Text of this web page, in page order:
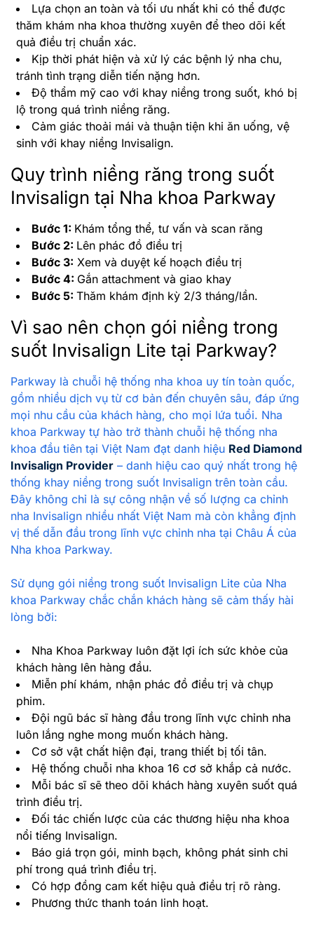
Lựa chọn an toàn và tối ưu nhất khi có thể được
thăm khám nha khoa thường xuyên để theo dõi kết
quả điều trị chuẩn xác.
Kịp thời phát hiện và xử lý các bệnh lý nha chu,
tránh tình trạng diễn tiến nặng hơn.
Độ thẩm mỹ cao với khay niềng trong suốt, khó bị
lộ trong quá trình niềng răng.
Cảm giác thoải mái và thuận tiện khi ăn uống, vệ
sinh với khay niềng Invisalign.
Quy trình niềng răng trong suốt
Invisalign tại Nha khoa Parkway
Bước 1: Khám tổng thể, tư vấn và scan răng
Bước 2: Lên phác đồ điều trị
Bước 3: Xem và duyệt kế hoạch điều trị
Bước 4: Gắn attachment và giao khay
Bước 5: Thăm khám định kỳ 2/3 tháng/lần.
Vì sao nên chọn gói niềng trong
suốt Invisalign Lite tại Parkway?
Parkway là chuỗi hệ thống nha khoa uy tín toàn quốc,
gồm nhiều dịch vụ từ cơ bản đến chuyên sâu, đáp ứng
mọi nhu cầu của khách hàng, cho mọi lứa tuổi. Nha
khoa Parkway tự hào trở thành chuỗi hệ thống nha
khoa đầu tiên tại Việt Nam đạt danh hiệu Red Diamond
Invisalign Provider – danh hiệu cao quý nhất trong hệ
thống khay niềng trong suốt Invisalign trên toàn cầu.
Đây không chỉ là sự công nhận về số lượng ca chỉnh
nha Invisalign nhiều nhất Việt Nam mà còn khẳng định
vị thế dẫn đầu trong lĩnh vực chỉnh nha tại Châu Á của
Nha khoa Parkway.
Sử dụng gói niềng trong suốt Invisalign Lite của Nha
khoa Parkway chắc chắn khách hàng sẽ cảm thấy hài
lòng bởi:
Nha Khoa Parkway luôn đặt lợi ích sức khỏe của
khách hàng lên hàng đầu.
Miễn phí khám, nhận phác đồ điều trị và chụp
phim.
Đội ngũ bác sĩ hàng đầu trong lĩnh vực chỉnh nha
luôn lắng nghe mong muốn khách hàng.
Cơ sở vật chất hiện đại, trang thiết bị tối tân.
Hệ thống chuỗi nha khoa 16 cơ sở khắp cả nước.
Mỗi bác sĩ sẽ theo dõi khách hàng xuyên suốt quá
trình điều trị.
Đối tác chiến lược của các thương hiệu nha khoa
nổi tiếng Invisalign.
Báo giá trọn gói, minh bạch, không phát sinh chi
phí trong quá trình điều trị.
Có hợp đồng cam kết hiệu quả điều trị rõ ràng.
Phương thức thanh toán linh hoạt.